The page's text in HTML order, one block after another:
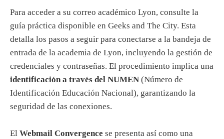
Para acceder a su correo académico Lyon, consulte la
guía práctica disponible en Geeks and The City. Esta
detalla los pasos a seguir para conectarse a la bandeja de
entrada de la academia de Lyon, incluyendo la gestión de
credenciales y contraseñas. El procedimiento implica una
identificación a través del NUMEN (Número de
Identificación Educación Nacional), garantizando la
seguridad de las conexiones.
El Webmail Convergence se presenta así como una